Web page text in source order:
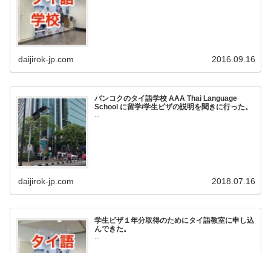
daijirok-jp.com 2016.09.16
バンコクのタイ語学校 AAA Thai Language
School に留学/学生ビザの説明を聞きに行った。
...
daijirok-jp.com 2018.07.16
学生ビザ１年分取得のためにタイ語教室に申し込
んできた。